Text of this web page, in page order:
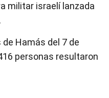
militar israelí lanzada
Hamás del 7 de
personas resultaron